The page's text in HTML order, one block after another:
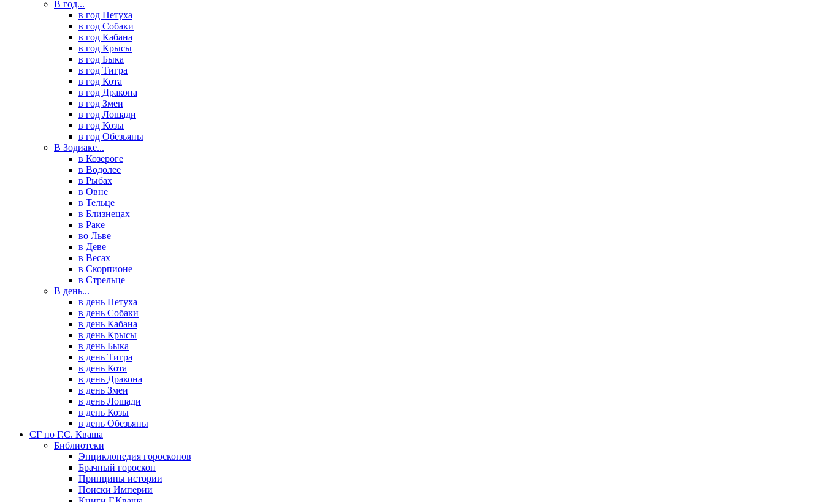
В год...
в год Петуха
в год Собаки
в год Кабана
в год Крысы
в год Быка
в год Тигра
в год Кота
в год Дракона
в год Змеи
в год Лошади
в год Козы
в год Обезьяны
В Зодиаке...
в Козероге
в Водолее
в Рыбах
в Овне
в Тельце
в Близнецах
в Раке
во Льве
в Деве
в Весах
в Скорпионе
в Стрельце
В день...
в день Петуха
в день Собаки
в день Кабана
в день Крысы
в день Быка
в день Тигра
в день Кота
в день Дракона
в день Змеи
в день Лошади
в день Козы
в день Обезьяны
СГ по Г.С. Кваша
Библиотеки
Энциклопедия гороскопов
Брачный гороскоп
Принципы истории
Поиски Империи